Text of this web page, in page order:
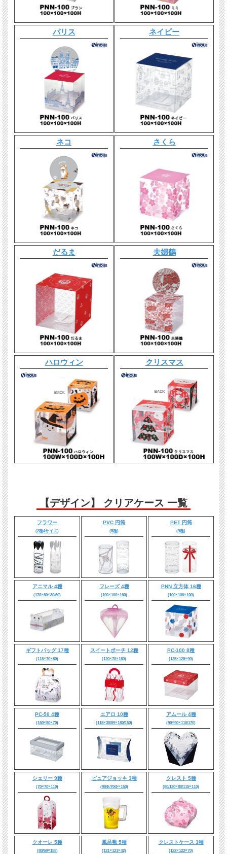
パリス ネイビー
ネコ さくら
だるま 夫婦鶴
ハロウィン クリスマス
【デザイン】 クリアケース 一覧
フラワー
(2種4サイズ)
PVC 円筒
(5種)
PET 円筒
(9種)
アニマル 4種
(170×60×30/60)
フレーズ 4種
(100×100×160)
PNN 立方体 16種
(100×100×100)
ギフトバッグ 17種
(115×70×80)
スイートポーチ 12種
(120×70×180)
PC-100 8種
(125×125×90)
PC-50 4種
(150×80×70)
エアロ 10種
(115×30/59×180/150)
アムール 4種
(90×90×110/170)
シェリー 9種
(70×70×110)
ピュアジョッキ 3種
(90Φ/70Φ×150)
クレスト 5種
(80/130×80/115×110)
クオーレ 5種
(80/69×155)
風呂敷 5種
(121×121×42)
クレストケース 3種
(122×122×70)